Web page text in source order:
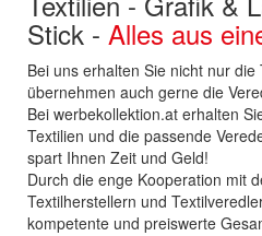
Stick - Alles aus
Bei uns erhalten Sie nicht nur
übernehmen auch gerne die
Bei werbekollektion.at erhalten
Textilien und die passende
spart Ihnen Zeit und Geld!
Durch die enge Kooperation mit
Textilherstellern und
kompetente und preiswerte